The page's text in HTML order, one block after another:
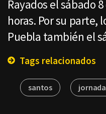
Rayados el sábado
horas. Por su parte,
Puebla también el
Tags relacionados
santos